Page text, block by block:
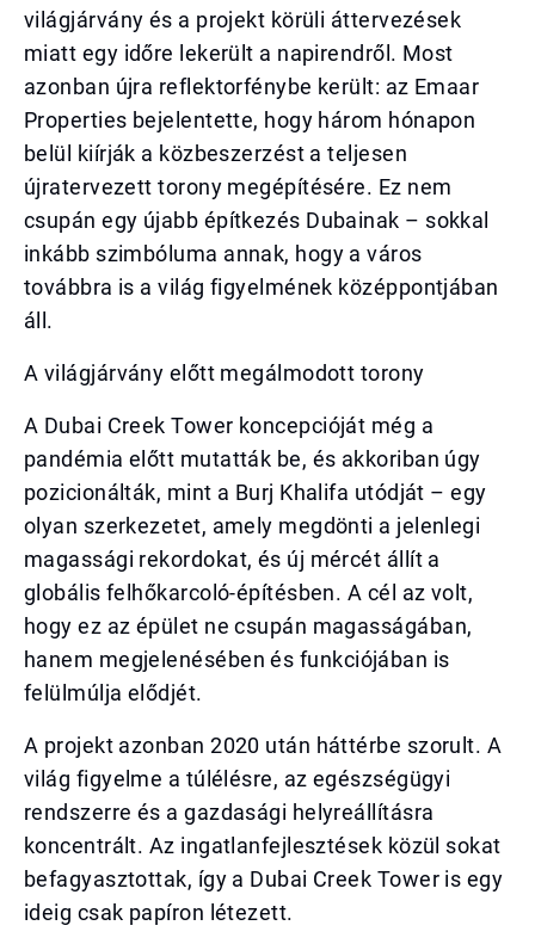
világjárvány és a projekt körüli áttervezések
miatt egy időre lekerült a napirendről. Most
azonban újra reflektorfénybe került: az Emaar
Properties bejelentette, hogy három hónapon
belül kiírják a közbeszerzést a teljesen
újratervezett torony megépítésére. Ez nem
csupán egy újabb építkezés Dubainak – sokkal
inkább szimbóluma annak, hogy a város
továbbra is a világ figyelmének középpontjában
áll.
A világjárvány előtt megálmodott torony
A Dubai Creek Tower koncepcióját még a
pandémia előtt mutatták be, és akkoriban úgy
pozicionálták, mint a Burj Khalifa utódját – egy
olyan szerkezetet, amely megdönti a jelenlegi
magassági rekordokat, és új mércét állít a
globális felhőkarcoló-építésben. A cél az volt,
hogy ez az épület ne csupán magasságában,
hanem megjelenésében és funkciójában is
felülmúlja elődjét.
A projekt azonban 2020 után háttérbe szorult. A
világ figyelme a túlélésre, az egészségügyi
rendszerre és a gazdasági helyreállításra
koncentrált. Az ingatlanfejlesztések közül sokat
befagyasztottak, így a Dubai Creek Tower is egy
ideig csak papíron létezett.